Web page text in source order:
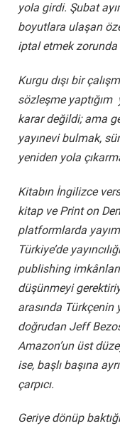
yola girdi. Şubat
boyutlara ulaşan
iptal etmek zorunda
Kurgu dışı bir
sözleşme yaptığım
karar değildi; ama
yayınevi bulmak,
yeniden yola
Kitabın İngilizce
kitap ve Print on
platformlarda
Türkiye’de
publishing
düşünmeyi
arasında Türkçenin
doğrudan Jeff
Amazon’un üst
ise, başlı başına
çarpıcı.
Geriye dönüp